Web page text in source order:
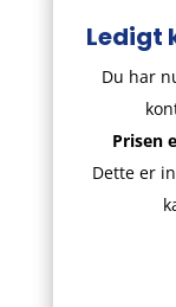
Ledigt
Du har
Prisen
Dette er